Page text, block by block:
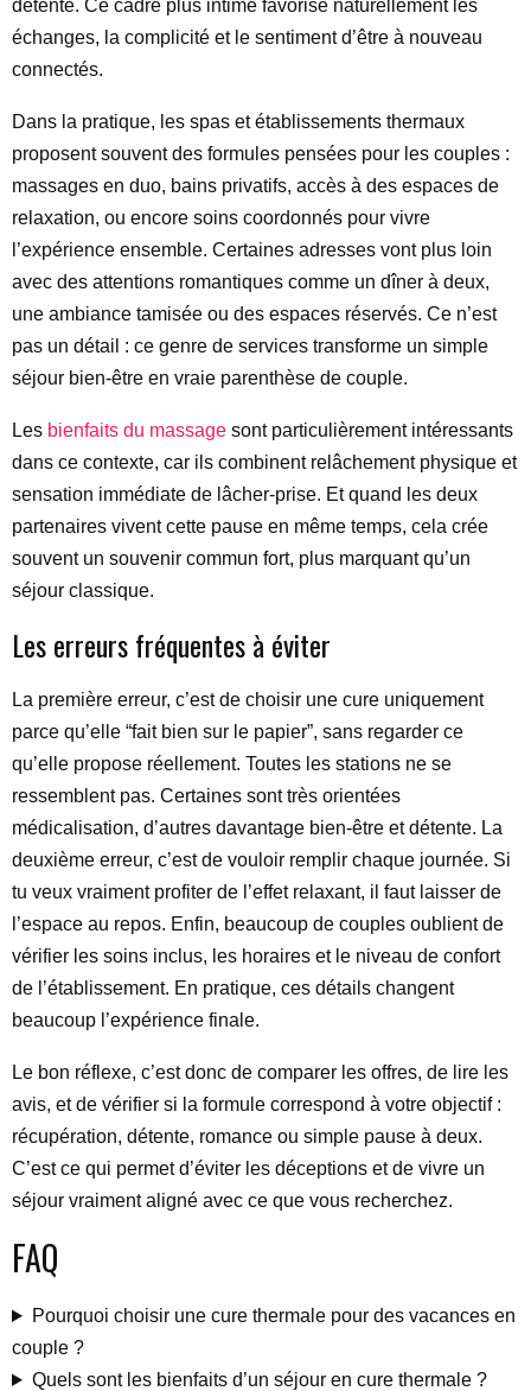
détente. Ce cadre plus intime favorise naturellement les
échanges, la complicité et le sentiment d’être à nouveau
connectés.
Dans la pratique, les spas et établissements thermaux
proposent souvent des formules pensées pour les couples :
massages en duo, bains privatifs, accès à des espaces de
relaxation, ou encore soins coordonnés pour vivre
l’expérience ensemble. Certaines adresses vont plus loin
avec des attentions romantiques comme un dîner à deux,
une ambiance tamisée ou des espaces réservés. Ce n’est
pas un détail : ce genre de services transforme un simple
séjour bien-être en vraie parenthèse de couple.
Les bienfaits du massage sont particulièrement intéressants
dans ce contexte, car ils combinent relâchement physique et
sensation immédiate de lâcher-prise. Et quand les deux
partenaires vivent cette pause en même temps, cela crée
souvent un souvenir commun fort, plus marquant qu’un
séjour classique.
Les erreurs fréquentes à éviter
La première erreur, c’est de choisir une cure uniquement
parce qu’elle “fait bien sur le papier”, sans regarder ce
qu’elle propose réellement. Toutes les stations ne se
ressemblent pas. Certaines sont très orientées
médicalisation, d’autres davantage bien-être et détente. La
deuxième erreur, c’est de vouloir remplir chaque journée. Si
tu veux vraiment profiter de l’effet relaxant, il faut laisser de
l’espace au repos. Enfin, beaucoup de couples oublient de
vérifier les soins inclus, les horaires et le niveau de confort
de l’établissement. En pratique, ces détails changent
beaucoup l’expérience finale.
Le bon réflexe, c’est donc de comparer les offres, de lire les
avis, et de vérifier si la formule correspond à votre objectif :
récupération, détente, romance ou simple pause à deux.
C’est ce qui permet d’éviter les déceptions et de vivre un
séjour vraiment aligné avec ce que vous recherchez.
FAQ
Pourquoi choisir une cure thermale pour des vacances en
couple ?
Quels sont les bienfaits d’un séjour en cure thermale ?